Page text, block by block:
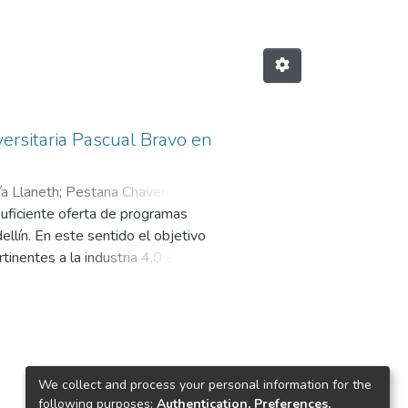
Pascual Bravo en
Llaneth; Pestana Chaverra, José
oferta de programas
En este sentido el objetivo
a la industria 4.0 en esta
la oferta de programas
académicos relacionados con
un documento de diagnóstico
We collect and process your personal information for the
following purposes: Authentication, Preferences,